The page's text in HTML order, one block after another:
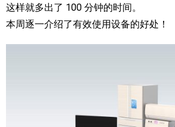
这样就多出了 100 分钟的时间。
本周逐一介绍了有效使用设备的好处！